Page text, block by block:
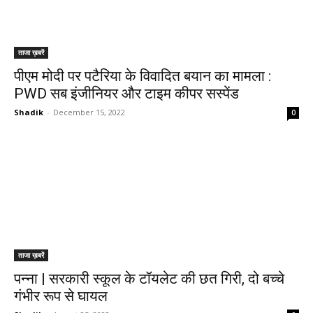
ताजा ख़बरें
पीएम मोदी पर पटैरिया के विवादित बयान का मामला :
PWD सब इंजीनियर और टाइम कीपर सस्पेंड
Shadik - December 15, 2022 0
ताजा ख़बरें
पन्ना | सरकारी स्कूल के टॉयलेट की छत गिरी, दो बच्चे
गंभीर रूप से घायल